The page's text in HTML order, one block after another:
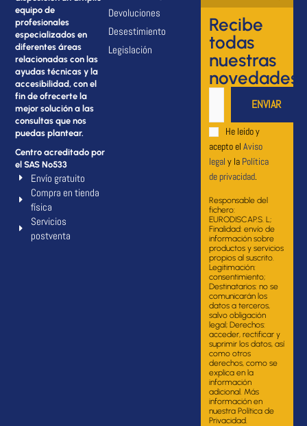
equipo de
profesionales
especializados en
diferentes áreas
relacionadas con las
ayudas técnicas y la
accesibilidad, con el
fin de ofrecerte la
mejor solución a las
consultas que nos
puedas plantear.
Centro acreditado por
el SAS Nº533
Envío gratuito
Compra en tienda
física
Servicios
postventa
Devoluciones
Desestimiento
Legislación
Recibe
todas
nuestras
novedades
He leido y
acepto el Aviso
legal y la Política
de privacidad.
Responsable del
fichero:
EURODISCAP.S. L;
Finalidad: envío de
información sobre
productos y servicios
propios al suscrito.
Legitimación:
consentimiento;
Destinatarios: no se
comunicarán los
datos a terceros,
salvo obligación
legal; Derechos:
acceder, rectificar y
suprimir los datos, así
como otros
derechos, como se
explica en la
información
adicional. Más
información en
nuestra Política de
Privacidad.